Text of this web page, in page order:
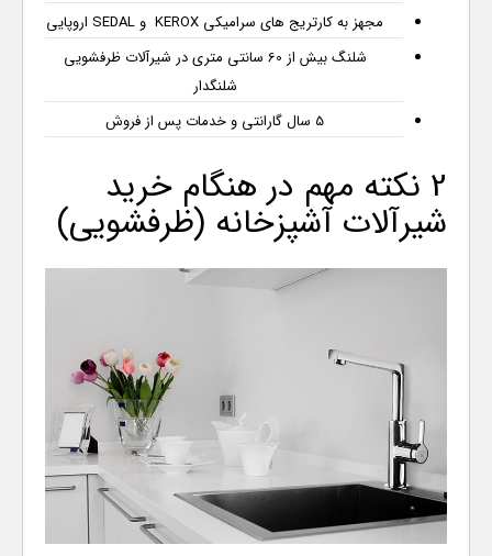
مجهز به کارتریج های سرامیکی KEROX و SEDAL اروپایی
شلنگ بیش از 60 سانتی متری در شیرآلات ظرفشویی
شلنگدار
5 سال گارانتی و خدمات پس از فروش
2 نکته مهم در هنگام خرید
شیرآلات آشپزخانه (ظرفشویی)